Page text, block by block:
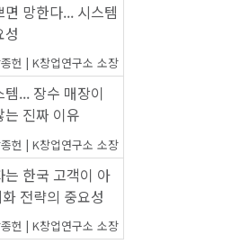
망한다... 시스템
성
헌 | K창업연구소 소장
... 장수 매장이
는 진짜 이유
헌 | K창업연구소 소장
는 한국 고객이 아
전략의 중요성
헌 | K창업연구소 소장